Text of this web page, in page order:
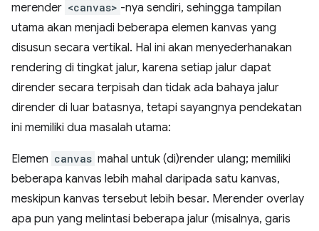
merender <canvas> -nya sendiri, sehingga tampilan
utama akan menjadi beberapa elemen kanvas yang
disusun secara vertikal. Hal ini akan menyederhanakan
rendering di tingkat jalur, karena setiap jalur dapat
dirender secara terpisah dan tidak ada bahaya jalur
dirender di luar batasnya, tetapi sayangnya pendekatan
ini memiliki dua masalah utama:
Elemen canvas mahal untuk (di)render ulang; memiliki
beberapa kanvas lebih mahal daripada satu kanvas,
meskipun kanvas tersebut lebih besar. Merender overlay
apa pun yang melintasi beberapa jalur (misalnya, garis